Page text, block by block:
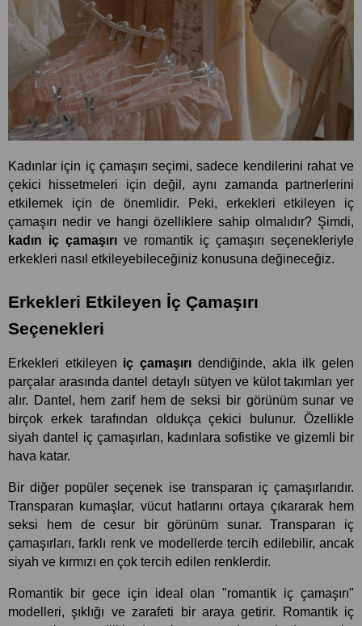
Kadınlar için iç çamaşırı seçimi, sadece kendilerini rahat ve
çekici hissetmeleri için değil, aynı zamanda partnerlerini
etkilemek için de önemlidir. Peki, erkekleri etkileyen iç
kadın iç çamaşırı ve romantik iç çamaşırı seçenekleriyle
erkekleri nasıl etkileyebileceğiniz konusuna değineceğiz.
Erkekleri Etkileyen İç Çamaşırı
Seçenekleri
Erkekleri etkileyen iç çamaşırı dendiğinde, akla ilk gelen
parçalar arasında dantel detaylı sütyen ve külot takımları yer
alır. Dantel, hem zarif hem de seksi bir görünüm sunar ve
birçok erkek tarafından oldukça çekici bulunur. Özellikle
siyah dantel iç çamaşırları, kadınlara sofistike ve gizemli bir
hava katar.
Bir diğer popüler seçenek ise transparan iç çamaşırlarıdır.
Transparan kumaşlar, vücut hatlarını ortaya çıkararak hem
seksi hem de cesur bir görünüm sunar. Transparan iç
çamaşırları, farklı renk ve modellerde tercih edilebilir, ancak
siyah ve kırmızı en çok tercih edilen renklerdir.
Romantik bir gece için ideal olan "romantik iç çamaşırı"
modelleri, şıklığı ve zarafeti bir araya getirir. Romantik iç